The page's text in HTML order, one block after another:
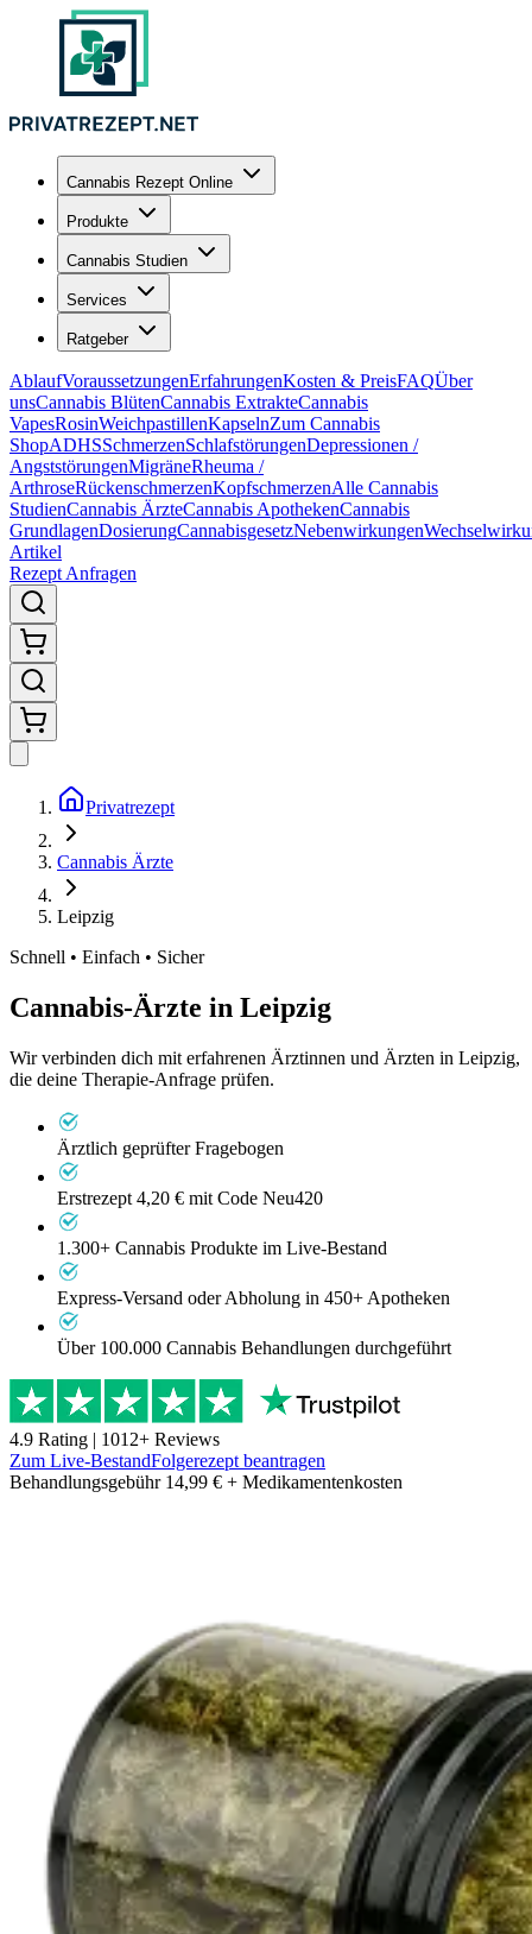
Cannabis Rezept Online
Produkte
Cannabis Studien
Services
Ratgeber
AblaufVoraussetzungenErfahrungenKosten & PreisFAQÜber
unsCannabis BlütenCannabis ExtrakteCannabis
VapesRosinWeichpastillenKapselnZum Cannabis
ShopADHSSchmerzenSchlafstörungenDepressionen /
AngststörungenMigräneRheuma /
ArthroseRückenschmerzenKopfschmerzenAlle Cannabis
StudienCannabis ÄrzteCannabis ApothekenCannabis
GrundlagenDosierungCannabisgesetzNebenwirkungen
Artikel
Rezept Anfragen
Privatrezept
Cannabis Ärzte
Leipzig
Schnell • Einfach • Sicher
Cannabis-Ärzte in Leipzig
Wir verbinden dich mit erfahrenen Ärztinnen und Ärzten in Leipzig,
die deine Therapie-Anfrage prüfen.
Ärztlich geprüfter Fragebogen
Erstrezept 4,20 € mit Code Neu420
1.300+ Cannabis Produkte im Live-Bestand
Express-Versand oder Abholung in 450+ Apotheken
Über 100.000 Cannabis Behandlungen durchgeführt
4.9 Rating | 1012+ Reviews
Zum Live-BestandFolgerezept beantragen
Behandlungsgebühr 14,99 € + Medikamentenkosten